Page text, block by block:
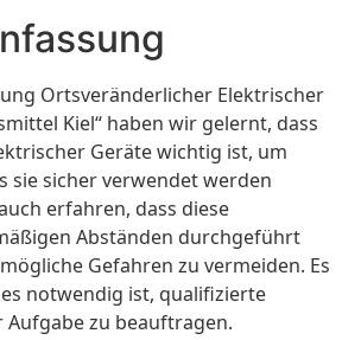
Ortsveränderlicher Elektrischer
Kiel“ haben wir gelernt, dass
Geräte wichtig ist, um
sie sicher verwendet werden
erfahren, dass diese
Abständen durchgeführt
Gefahren zu vermeiden. Es
notwendig ist, qualifizierte
Aufgabe zu beauftragen.